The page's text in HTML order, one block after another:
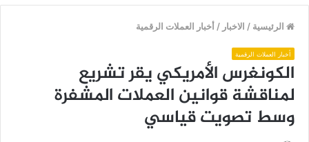
الرئيسية / الاخبار /أخبار العملات الرقمية
أخبار العملات الرقمية
الكونغرس الأمريكي يقر تشريع
لمناقشة قوانين العملات المشفرة
وسط تصويت قياسي